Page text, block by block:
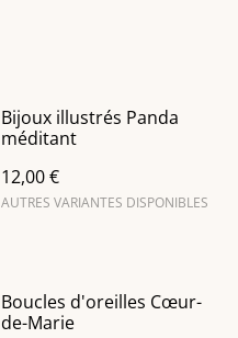
Bijoux illustrés Panda
méditant
12,00 €
AUTRES VARIANTES DISPONIBLES
Boucles d'oreilles Cœur-
de-Marie